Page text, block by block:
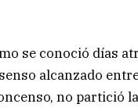
se conoció días
alcanzado
no partició